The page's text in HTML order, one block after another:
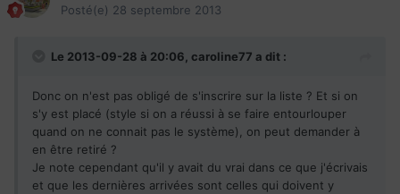
Posté(e) 28 septembre 2013
Le 2013-09-28 à 20:06, caroline77 a dit :
Donc on n'est pas obligé de s'inscrire sur la liste ? Et si on
s'y est placé (style si on a réussi à se faire entourlouper
quand on ne connait pas le système), on peut demander à
en être retiré ?
Je note cependant qu'il y avait du vrai dans ce que j'écrivais
et que les dernières arrivées sont celles qui doivent y